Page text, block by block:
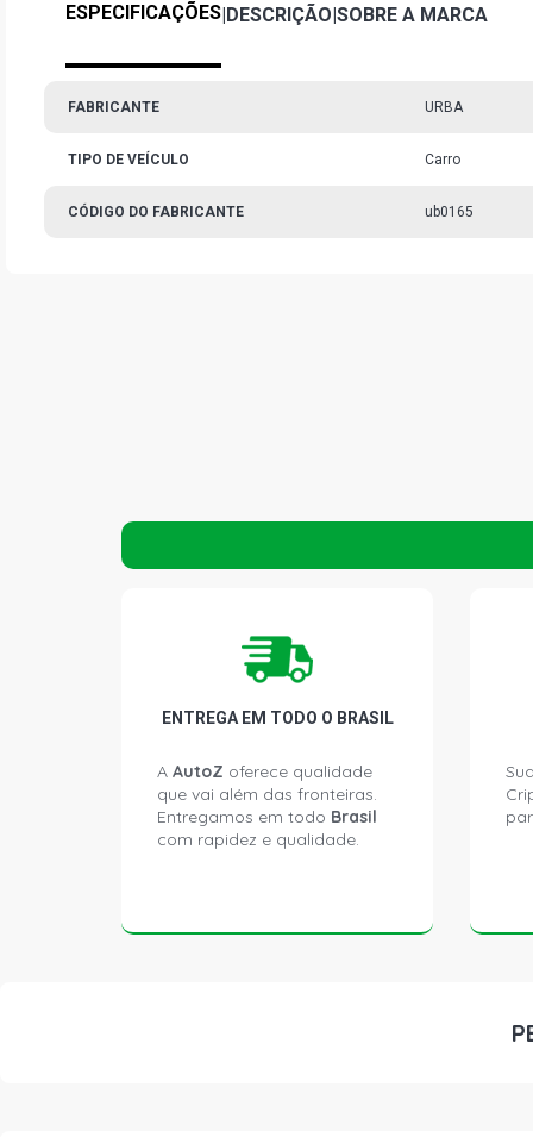
ESPECIFICAÇÕES|DESCRIÇÃO|SOBRE A MARCA
FABRICANTE URBA
TIPO DE VEÍCULO Carro
CÓDIGO DO FABRICANTE ub0165
ENTREGA EM TODO O BRASIL
A AutoZ oferece qualidade
que vai além das fronteiras.
Entregamos em todo Brasil
com rapidez e qualidade.